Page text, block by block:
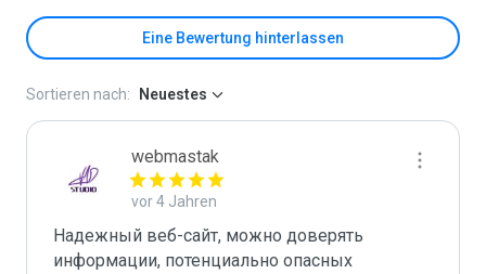
Eine Bewertung hinterlassen
Sortieren nach: Neuestes
webmastak
vor 4 Jahren
Надежный веб-сайт, можно доверять
информации, потенциально опасных